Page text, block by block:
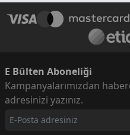
E Bülten Aboneliği
Kampanyalarımızdan
adresinizi yazınız.